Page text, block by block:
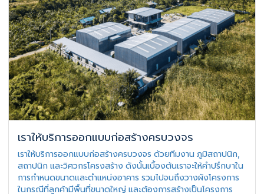
เราให้บริการออกแบบก่อสร้างครบวงจร
เราให้บริการออกแบบก่อสร้างครบวงจร ด้วยทีมงาน ภูมิสถาปนิก,
สถาปนิก และวิศวกรโครงสร้าง ดังนั้นเบื้องต้นเราจะให้คำปรึกษาใน
การกำหนดขนาดและตำแหน่งอาคาร รวมไปจนถึงวางผังโครงการ
ในกรณีที่ลูกค้ามีพื้นที่ขนาดใหญ่ และต้องการสร้างเป็นโครงการ